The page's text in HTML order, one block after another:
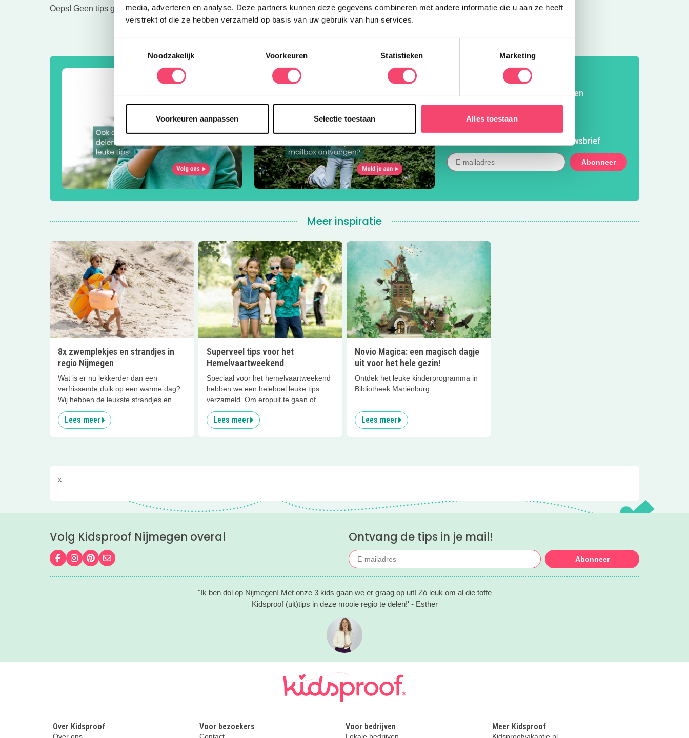
media, adverteren en analyse. Deze partners kunnen deze gegevens combineren met andere informatie die u aan ze heeft
verstrekt of die ze hebben verzameld op basis van uw gebruik van hun services.
Noodzakelijk
Voorkeuren Statistieken Marketing
Voorkeuren aanpassen Selectie toestaan Alles toestaan
Oeps! Geen tips gevonden. Even anders zoeken?
Volg Kidsproof Nijmegen
Meld je aan voor onze nieuwsbrief
Abonneer
Meer inspiratie
8x zwemplekjes en strandjes in
regio Nijmegen
Wat is er nu lekkerder dan een
verfrissende duik op een warme dag?
Wij hebben de leukste strandjes en
zwemplekjes in Nijmegen en omgeving
voor je op een rijtje gezet. Plonsen
Lees meer
Superveel tips voor het
Hemelvaartweekend
Speciaal voor het hemelvaartweekend
hebben we een heleboel leuke tips
verzameld. Om eropuit te gaan of
lekker samen thuis. Geniet ervan
samen!
Lees meer
Novio Magica: een magisch dagje
uit voor het hele gezin!
Ontdek het leuke kinderprogramma in
Bibliotheek Mariënburg.
Lees meer
x
Volg Kidsproof Nijmegen overal
Volg ons op Facebook
Volg ons op Instagram
Volg ons op Pinterest
Mail ons
Ontvang de tips in je mail!
Abonneer
"Ik ben dol op Nijmegen! Met onze 3 kids gaan we er graag op uit! Zó leuk om al die toffe
Kidsproof (uit)tips in deze mooie regio te delen!' - Esther
Over Kidsproof Voor bezoekers Voor bedrijven Meer Kidsproof